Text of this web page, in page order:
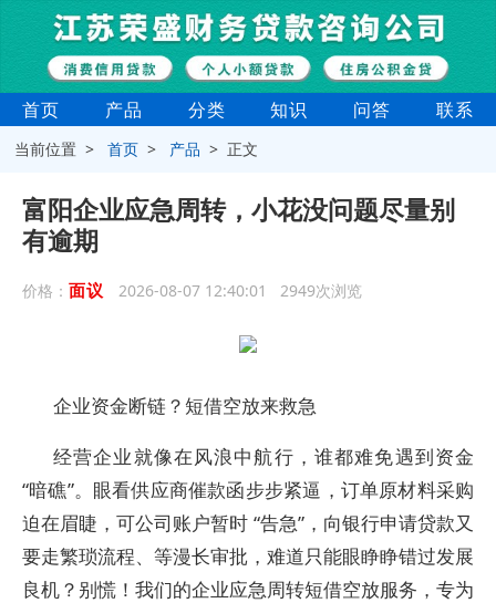
首页 产品 分类 知识 问答 联系
当前位置 >首页 > 产品 > 正文
富阳企业应急周转，小花没问题尽量别
有逾期
价格： 面议 2026-08-07 12:40:01 2949次浏览
企业资金断链？短借空放来救急​
经营企业就像在风浪中航行，谁都难免遇到资金
“暗礁”。眼看供应商催款函步步紧逼，订单原材料采购
迫在眉睫，可公司账户暂时 “告急”，向银行申请贷款又
要走繁琐流程、等漫长审批，难道只能眼睁睁错过发展
良机？别慌！我们的企业应急周转短借空放服务，专为